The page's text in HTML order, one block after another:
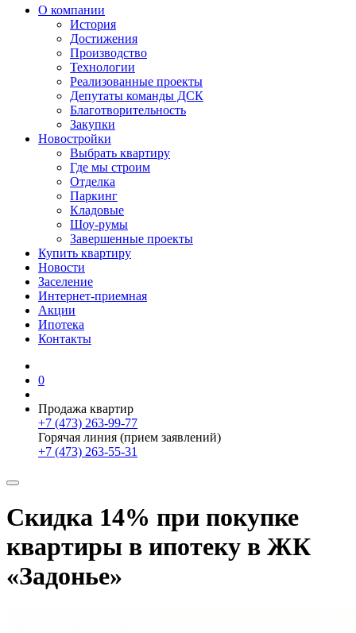
О компании
История
Достижения
Производство
Технологии
Реализованные проекты
Депутаты команды ДСК
Благотворительность
Закупки
Новостройки
Выбрать квартиру
Где мы строим
Отделка
Паркинг
Кладовые
Шоу-румы
Завершенные проекты
Купить квартиру
Новости
Заселение
Интернет-приемная
Акции
Ипотека
Контакты
0
Продажа квартир
+7 (473) 263-99-77
Горячая линия (прием заявлений)
+7 (473) 263-55-31
Скидка 14% при покупке
квартиры в ипотеку в ЖК
«Задонье»